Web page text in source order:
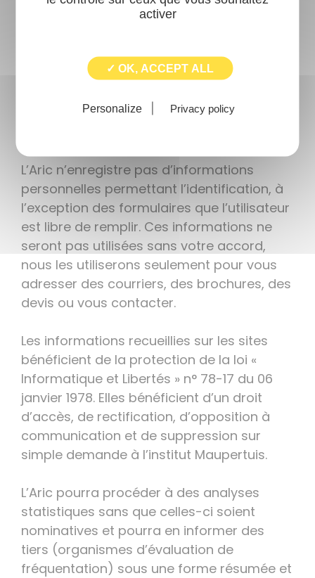
les visiteurs du site en dehors des données
connexions (fournisseur d’accès), adresse
IP, type et version du navigateur utilisé. En
mail des visiteurs sans que ces derniers ne
L’Aric n’enregistre pas d’informations
personnelles permettant l’identification, à
l’exception des formulaires que l’utilisateur
est libre de remplir. Ces informations ne
seront pas utilisées sans votre accord,
nous les utiliserons seulement pour vous
adresser des courriers, des brochures, des
devis ou vous contacter.
Les informations recueillies sur les sites
bénéficient de la protection de la loi «
Informatique et Libertés » n° 78-17 du 06
janvier 1978. Elles bénéficient d’un droit
d’accès, de rectification, d’opposition à
communication et de suppression sur
simple demande à l’institut Maupertuis.
L’Aric pourra procéder à des analyses
statistiques sans que celles-ci soient
nominatives et pourra en informer des
tiers (organismes d’évaluation de
fréquentation) sous une forme résumée et
activer
✓ OK, ACCEPT ALL
Personalize Privacy policy